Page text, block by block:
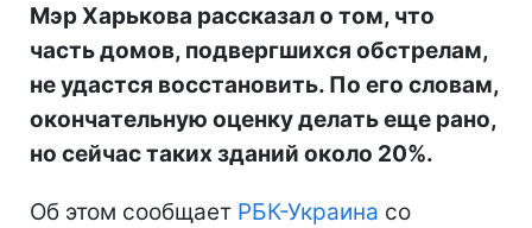
Мэр Харькова рассказал о том, что
часть домов, подвергшихся обстрелам,
не удастся восстановить. По его словам,
окончательную оценку делать еще рано,
но сейчас таких зданий около 20%.
Об этом сообщает РБК-Украина со